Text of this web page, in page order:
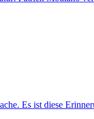
Es ist diese